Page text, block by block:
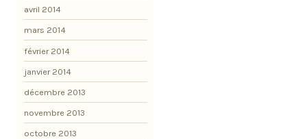
avril 2014
mars 2014
février 2014
janvier 2014
décembre 2013
novembre 2013
octobre 2013